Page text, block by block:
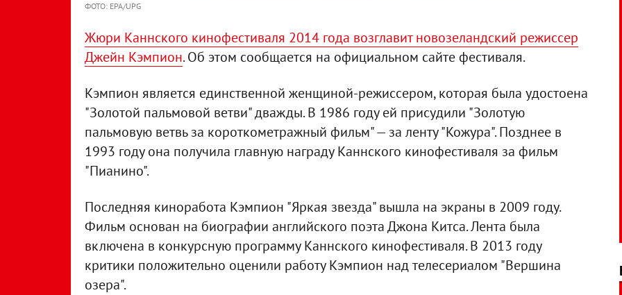
ФОТО: EPA/UPG
Жюри Каннского кинофестиваля 2014 года возглавит новозеландский режиссер
Джейн Кэмпион. Об этом сообщается на официальном сайте фестиваля.
Кэмпион является единственной женщиной-режиссером, которая была удостоена
"Золотой пальмовой ветви" дважды. В 1986 году ей присудили "Золотую
пальмовую ветвь за короткометражный фильм" — за ленту "Кожура". Позднее в
1993 году она получила главную награду Каннского кинофестиваля за фильм
"Пианино".
Последняя киноработа Кэмпион "Яркая звезда" вышла на экраны в 2009 году.
Фильм основан на биографии английского поэта Джона Китса. Лента была
включена в конкурсную программу Каннского кинофестиваля. В 2013 году
критики положительно оценили работу Кэмпион над телесериалом "Вершина
озера".